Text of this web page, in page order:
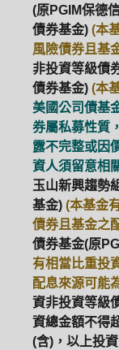
(原PGIM保德
債券基金) (本
風險債券且基
非投資等級債
債券基金) (本
美國公司債基
券屬私募性質
露不完整或因
資人須留意相
玉山新興趨勢
基金) (本基金
債券且基金之
債券基金(原
有相當比重投
配息來源可能
資非投資等級
資總金額不得
(含)，以上投